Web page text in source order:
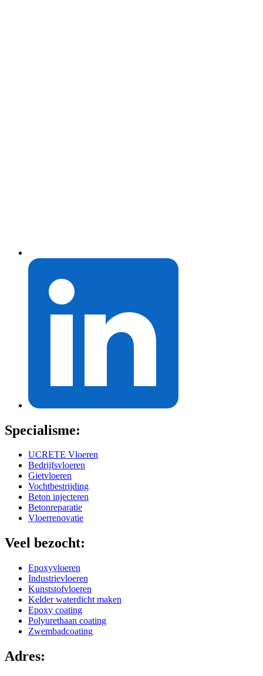
Specialisme:
UCRETE Vloeren
Bedrijfsvloeren
Gietvloeren
Vochtbestrijding
Beton injecteren
Betonreparatie
Vloerrenovatie
Veel bezocht:
Epoxyvloeren
Industrievloeren
Kunststofvloeren
Kelder waterdicht maken
Epoxy coating
Polyurethaan coating
Zwembadcoating
Adres: